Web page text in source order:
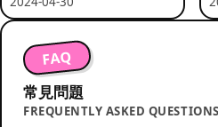
FAQ
常見問題
FREQUENTLY ASKED QUESTIONS